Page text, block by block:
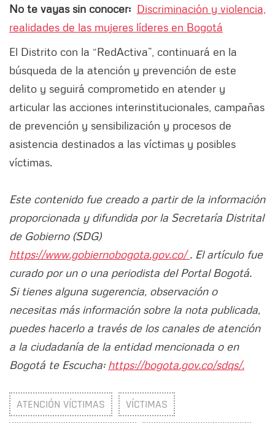
No te vayas sin conocer: Discriminación y violencia,
realidades de las mujeres líderes en Bogotá
El Distrito con la “RedActiva”, continuará en la
búsqueda de la atención y prevención de este
delito y seguirá comprometido en atender y
articular las acciones interinstitucionales, campañas
de prevención y sensibilización y procesos de
asistencia destinados a las víctimas y posibles
víctimas.
Este contenido fue creado a partir de la información
proporcionada y difundida por la Secretaría Distrital
de Gobierno (SDG)
https://www.gobiernobogota.gov.co/. El artículo fue
curado por un o una periodista del Portal Bogotá.
Si tienes alguna sugerencia, observación o
necesitas más información sobre la nota publicada,
puedes hacerlo a través de los canales de atención
a la ciudadanía de la entidad mencionada o en
Bogotá te Escucha: https://bogota.gov.co/sdqs/.
ATENCIÓN VÍCTIMAS VÍCTIMAS